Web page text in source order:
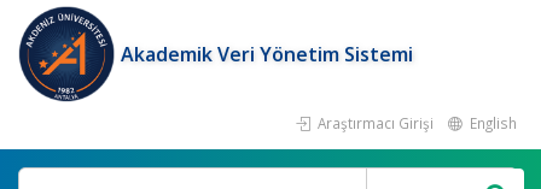
Akademik Veri Yönetim Sistemi
Araştırmacı Girişi English
Ara